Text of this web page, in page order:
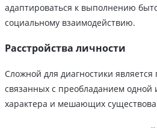
адаптироваться к выполнению
социальному взаимодействию.
Расстройства личности
Сложной для диагностики
связанных с преобладанием одной
характера и мешающих